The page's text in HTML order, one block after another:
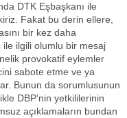
DTK Eşbaşkanı ile
Fakat bu derin ellere,
bir kez daha
ilgili olumlu bir mesaj
provokatif eylemler
sabote etme ve ya
Bunun da sorumlusunun
DBP’nin yetkililerinin
açıklamaların bundan